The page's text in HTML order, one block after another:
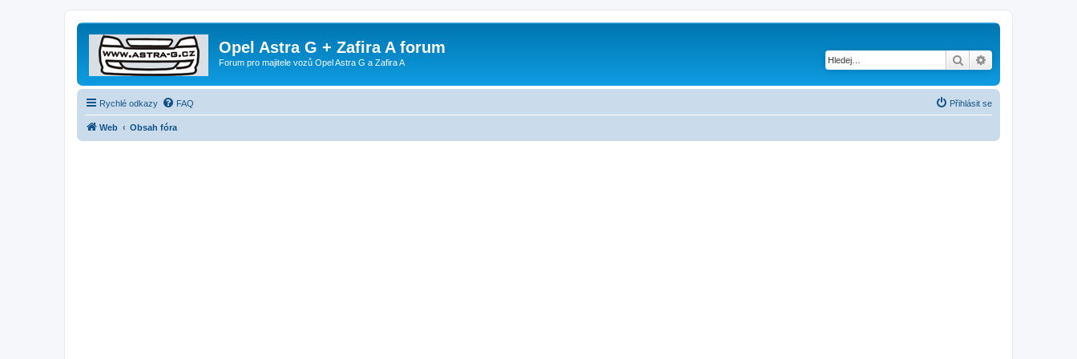
Opel Astra G + Zafira A forum
Forum pro majitele vozů Opel Astra G a Zafira A Hledat
Rychlé odkazy FAQ Přihlásit se
Web Obsah fóra